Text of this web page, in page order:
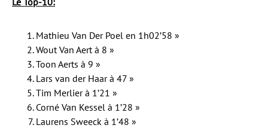
Mathieu Van Der Poel en 1h02’58 »
Wout Van Aert à 8 »
Toon Aerts à 9 »
Lars van der Haar à 47 »
Tim Merlier à 1’21 »
Corné Van Kessel à 1’28 »
Laurens Sweeck à 1’48 »